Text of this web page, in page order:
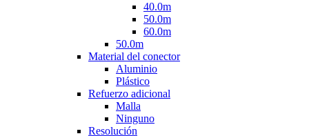
40.0m
50.0m
60.0m
50.0m
Material del conector
Aluminio
Plástico
Refuerzo adicional
Malla
Ninguno
Resolución